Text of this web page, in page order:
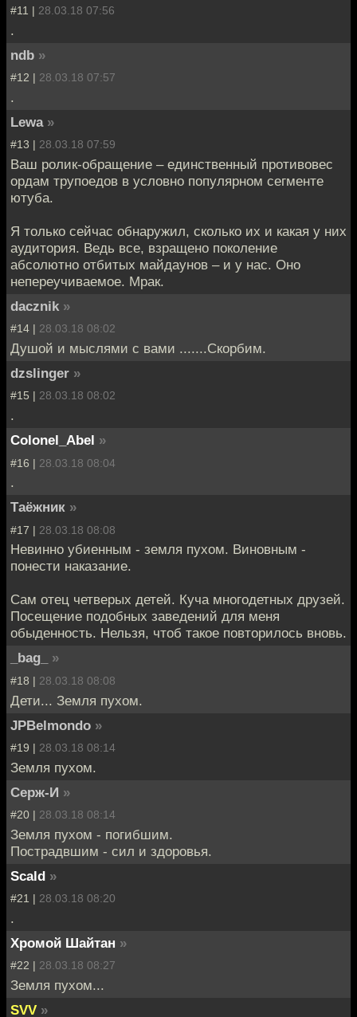
#11 | 28.03.18 07:56
.
ndb »
#12 | 28.03.18 07:57
.
Lewa »
#13 | 28.03.18 07:59
Ваш ролик-обращение – единственный противовес
ордам трупоедов в условно популярном сегменте
ютуба.
Я только сейчас обнаружил, сколько их и какая у них
аудитория. Ведь все, взращено поколение
абсолютно отбитых майдаунов – и у нас. Оно
непереучиваемое. Мрак.
dacznik »
#14 | 28.03.18 08:02
Душой и мыслями с вами .......Скорбим.
dzslinger »
#15 | 28.03.18 08:02
.
Colonel_Abel »
#16 | 28.03.18 08:04
.
Таёжник »
#17 | 28.03.18 08:08
Невинно убиенным - земля пухом. Виновным -
понести наказание.
Сам отец четверых детей. Куча многодетных друзей.
Посещение подобных заведений для меня
обыденность. Нельзя, чтоб такое повторилось вновь.
_bag_
»
#18 | 28.03.18 08:08
Дети... Земля пухом.
JPBelmondo »
#19 | 28.03.18 08:14
Земля пухом.
Серж-И »
#20 | 28.03.18 08:14
Земля пухом - погибшим.
Пострадвшим - сил и здоровья.
Scald »
#21 | 28.03.18 08:20
.
Хромой Шайтан »
#22 | 28.03.18 08:27
Земля пухом...
SVV »